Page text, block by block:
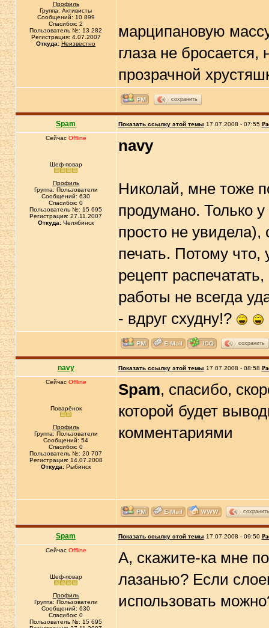
Профиль
Группа: Активисты
Сообщений: 10 899
Спасибок: 2
Пользователь №: 13 282
Регистрация: 4.07.2007
Откуда: Неизвестно
марципановую
глаза не бросается,
прозрачной
сохранить
Spam Показать ссылку этой темы 17.07.2008 - 07:55
Сейчас Offline
Шеф-повар
Профиль
Группа: Пользователи
Сообщений: 630
Спасибок: 0
Пользователь №: 15 695
Регистрация: 27.11.2007
Откуда: Челябинск
navy
Николай, мне тоже
продумано. Только
просто не увидела),
печать. Потому что,
рецепт
работы не всегда
- вдруг схудну!?
сохранить
navy Показать ссылку этой темы 17.07.2008 - 08:58
Сейчас Offline
Поварёнок
Профиль
Группа: Пользователи
Сообщений: 54
Спасибок: 0
Пользователь №: 20 707
Регистрация: 14.07.2008
Откуда: Рыбинск
Spam, спасибо,
которой будет
комментариями
сохранить
Spam Показать ссылку этой темы 17.07.2008 - 09:50
Сейчас Offline
Шеф-повар
Профиль
Группа: Пользователи
Сообщений: 630
Спасибок: 0
Пользователь №: 15 695
А, скажите-ка мне
лазанью? Если
использовать